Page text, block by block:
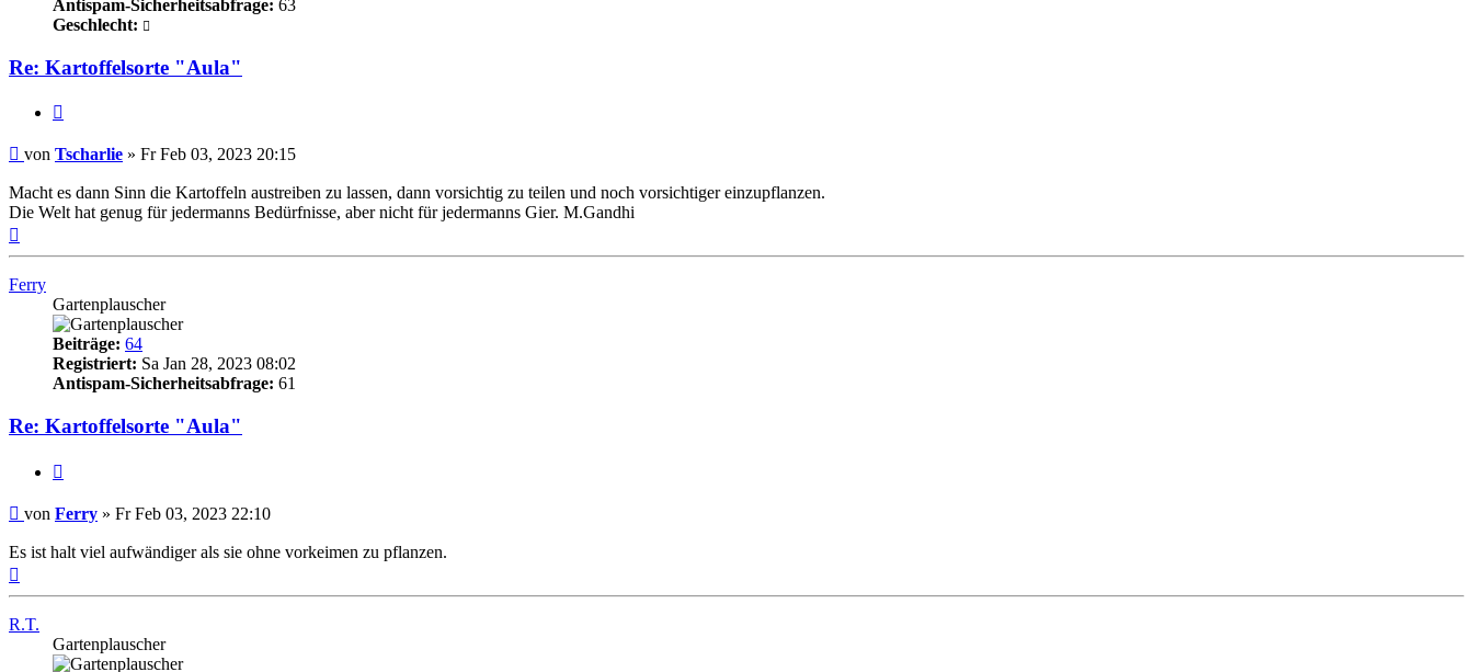
Antispam-Sicherheitsabfrage: 63
Geschlecht:
Re: Kartoffelsorte "Aula"
Beitrag
von Tscharlie » Fr Feb 03, 2023 20:15
Macht es dann Sinn die Kartoffeln austreiben zu lassen, dann vorsichtig zu teilen und noch vorsichtiger einzupflanzen.
Die Welt hat genug für jedermanns Bedürfnisse, aber nicht für jedermanns Gier. M.Gandhi
Ferry
Gartenplauscher
Beiträge: 64
Registriert: Sa Jan 28, 2023 08:02
Antispam-Sicherheitsabfrage: 61
Re: Kartoffelsorte "Aula"
Beitrag
von Ferry » Fr Feb 03, 2023 22:10
Es ist halt viel aufwändiger als sie ohne vorkeimen zu pflanzen.
R.T.
Gartenplauscher